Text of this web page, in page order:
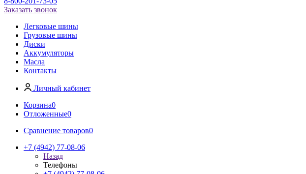
Заказать звонок
Легковые шины
Грузовые шины
Диски
Аккумуляторы
Масла
Контакты
Личный кабинет
Корзина0
Отложенные0
Сравнение товаров0
+7 (4942) 77-08-06
Назад
Телефоны